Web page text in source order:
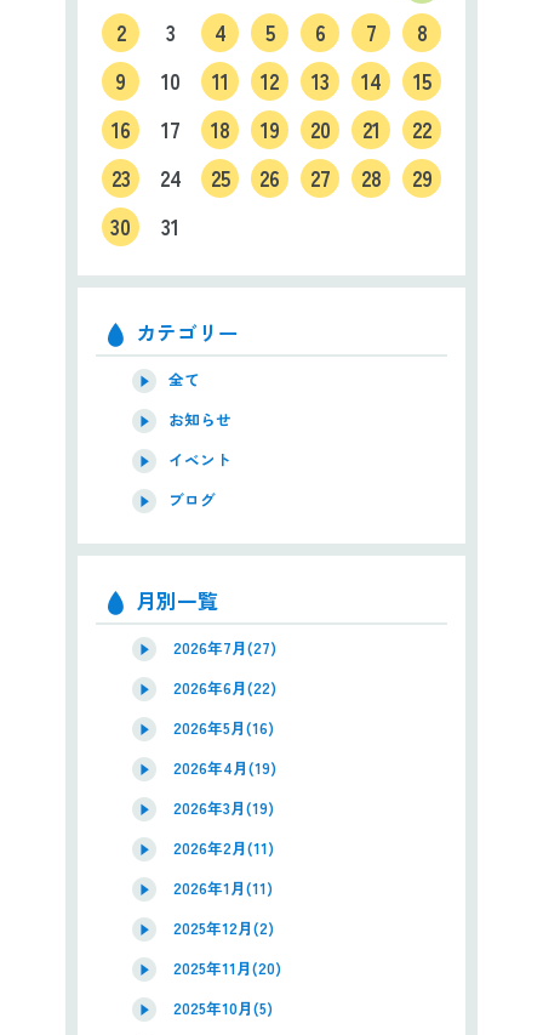
2
3 4 5 6 7
8
9
10 11 12 13 14
15
16
17 18 19 20 21
22
23
24 25 26 27 28
29
30
31
カテゴリー
全て
お知らせ
イベント
ブログ
月別一覧
2026年7月(27)
2026年6月(22)
2026年5月(16)
2026年4月(19)
2026年3月(19)
2026年2月(11)
2026年1月(11)
2025年12月(2)
2025年11月(20)
2025年10月(5)